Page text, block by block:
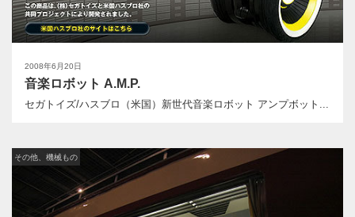
2008年6月20日
音楽ロボット A.M.P.
セガトイズ/ハスブロ（米国）新世代音楽ロボット アンプボット...
その他、機械もの